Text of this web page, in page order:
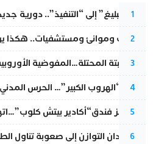
1
من “التبليغ” إلى “التنفيذ”.. دورية
2
قطارات وموانئ ومستشفيات.. هكذا يرسم قانون
3
أزمة سبتة المحتلة…المفوضية
4
عملية “الهروب الكبير”… الحرس
5
أزمة تهز فندق“أكادير بيتش
6
من فقدان التوازن إلى صعوبة تناول